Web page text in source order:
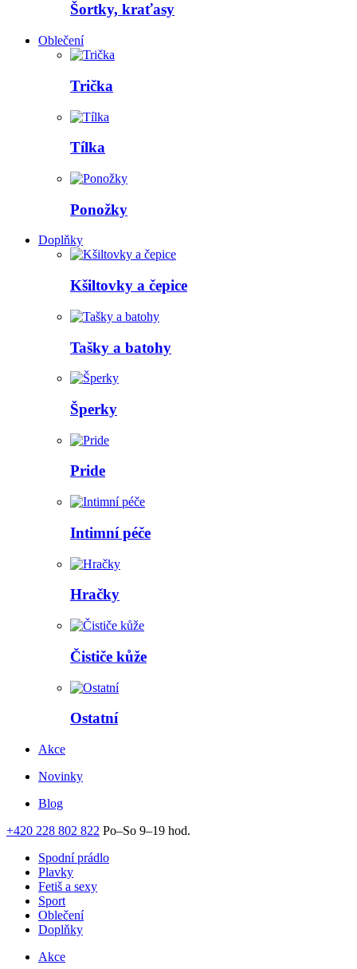
Šortky, kraťasy
Oblečení
Trička
Tílka
Ponožky
Doplňky
Kšiltovky a čepice
Tašky a batohy
Šperky
Pride
Intimní péče
Hračky
Čističe kůže
Ostatní
Akce
Novinky
Blog
+420 228 802 822 Po–So 9–19 hod.
Spodní prádlo
Plavky
Fetiš a sexy
Sport
Oblečení
Doplňky
Akce